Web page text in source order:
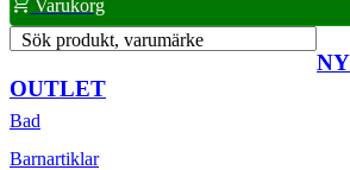
Varukorg
Sök produkt, varumärke
OUTLET
Bad
Barnartiklar